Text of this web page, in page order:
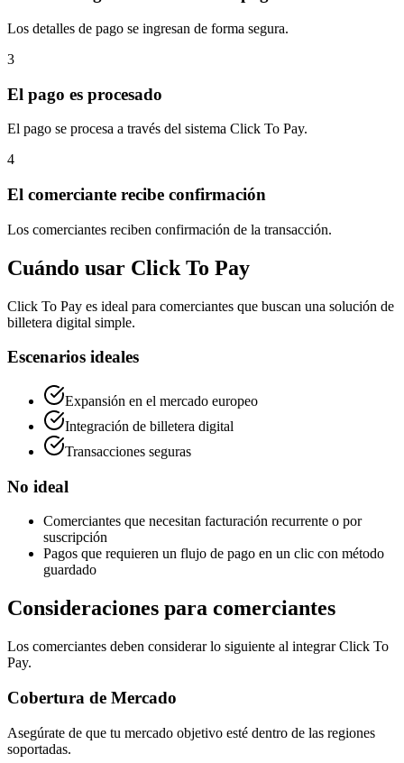
Los detalles de pago se ingresan de forma segura.
3
El pago es procesado
El pago se procesa a través del sistema Click To Pay.
4
El comerciante recibe confirmación
Los comerciantes reciben confirmación de la transacción.
Cuándo usar Click To Pay
Click To Pay es ideal para comerciantes que buscan una solución de
billetera digital simple.
Escenarios ideales
Expansión en el mercado europeo
Integración de billetera digital
Transacciones seguras
No ideal
Comerciantes que necesitan facturación recurrente o por
suscripción
Pagos que requieren un flujo de pago en un clic con método
guardado
Consideraciones para comerciantes
Los comerciantes deben considerar lo siguiente al integrar Click To
Pay.
Cobertura de Mercado
Asegúrate de que tu mercado objetivo esté dentro de las regiones
soportadas.